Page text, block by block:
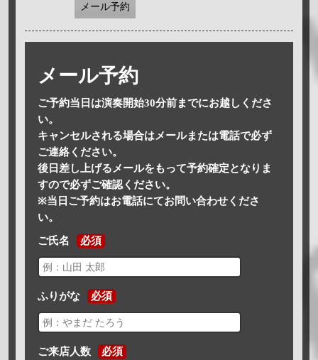
メール予約
メール予約
ご予約当日は演奏開始30分前までにお越しくださ
い。
キャンセルされる場合はメールまたは電話で必ず
ご連絡ください。
後日差し上げるメールをもって予約確定となりま
すので必ずご確認ください。
※当日ご予約はお電話にてお問い合わせくださ
い。
ご氏名 必須
ふりがな 必須
ご来店人数 必須